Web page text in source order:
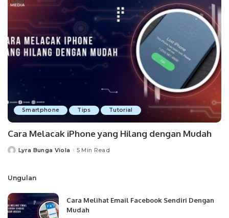
Smartphone Tips Tutorial
Cara Melacak iPhone yang Hilang dengan Mudah
PostedLyra Bunga Viola 5 Min Read
Ungulan
Cara Melihat Email Facebook Sendiri Dengan
Mudah